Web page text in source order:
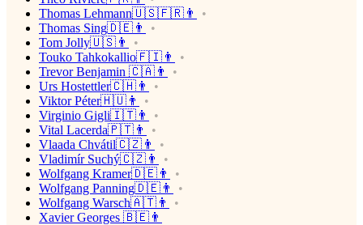
Thomas Lehmann🇺🇸🇫🇷👨
Thomas Sing🇩🇪👨
Tom Jolly🇺🇸👨
Touko Tahkokallio🇫🇮👨
Trevor Benjamin 🇨🇦👨
Urs Hostettler🇨🇭👨
Viktor Péter🇭🇺👨
Virginio Gigli🇮🇹👨
Vital Lacerda🇵🇹👨
Vlaada Chvátil🇨🇿👨
Vladimír Suchý🇨🇿👨
Wolfgang Kramer🇩🇪👨
Wolfgang Panning🇩🇪👨
Wolfgang Warsch🇦🇹👨
Xavier Georges 🇧🇪👨